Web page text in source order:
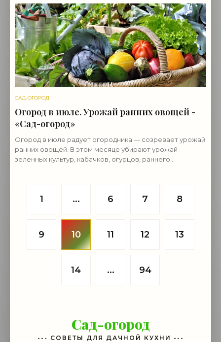
плодов вишни
САД-ОГОРОД
Огород в июле. Урожай ранних овощей -
«Сад-огород»
Огород в июле радует огородника — созревает урожай
ранних овощей. В этом месяце убирают урожай
зеленных культур, кабачков, огурцов, раннего
1 ... 6 7 8
9 10 11 12 13
14 ... 94
Сад-огород
--- СОВЕТЫ ДЛЯ ДАЧНОЙ КУХНИ ---